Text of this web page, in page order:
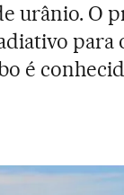
urânio. O
para
é